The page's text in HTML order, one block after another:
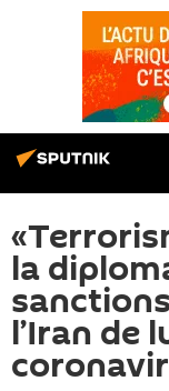
la
l’Iran de